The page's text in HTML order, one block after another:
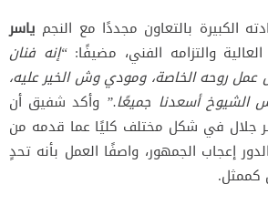
الكبيرة بالتعاون مجددًا مع النجم ياسر
والتزامه الفني، مضيفًا:“إنه فنان
عمل روحه الخاصة، ومودي وش الخير عليه،
الشيوخ أسعدنا جميعًا.” وأكد شفيق أن
جلال في شكل مختلف كليًا عما قدمه من
إعجاب الجمهور، واصفًا العمل بأنه تحدٍ
كممثل.